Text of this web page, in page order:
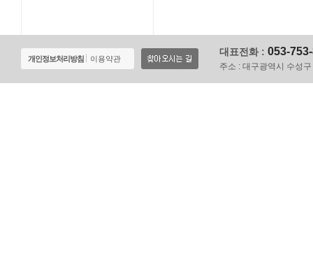
개인정보처리방침 이용약관
대표전화 : 053-
주소 : 대구광역시 수성